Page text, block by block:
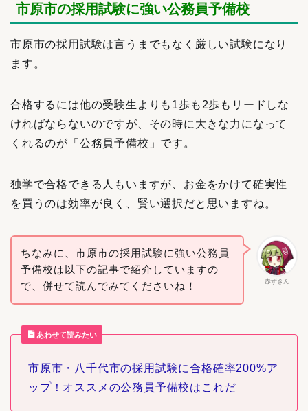
市原市の採用試験に強い公務員予備校
市原市の採用試験は言うまでもなく厳しい試験になり
ます。
合格するには他の受験生よりも1歩も2歩もリードしな
ければならないのですが、その時に大きな力になって
くれるのが「公務員予備校」です。
独学で合格できる人もいますが、お金をかけて確実性
を買うのは効率が良く、賢い選択だと思いますね。
赤ずきん
ちなみに、市原市の採用試験に強い公務員
予備校は以下の記事で紹介していますの
で、併せて読んでみてくださいね！
あわせて読みたい
市原市・八千代市の採用試験に合格確率200%ア
ップ！オススメの公務員予備校はこれだ